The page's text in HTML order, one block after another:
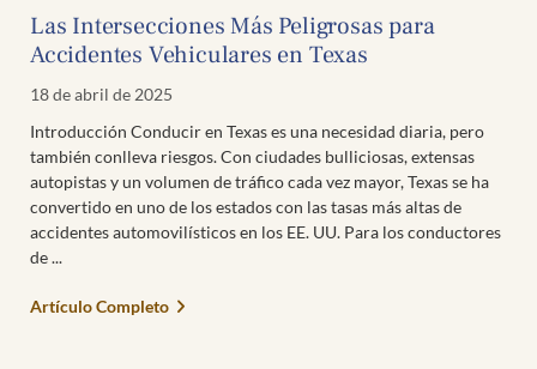
Las Intersecciones Más Peligrosas para
Accidentes Vehiculares en Texas
18 de abril de 2025
Introducción Conducir en Texas es una necesidad diaria, pero
también conlleva riesgos. Con ciudades bulliciosas, extensas
autopistas y un volumen de tráfico cada vez mayor, Texas se ha
convertido en uno de los estados con las tasas más altas de
accidentes automovilísticos en los EE. UU. Para los conductores
de
Artículo Completo